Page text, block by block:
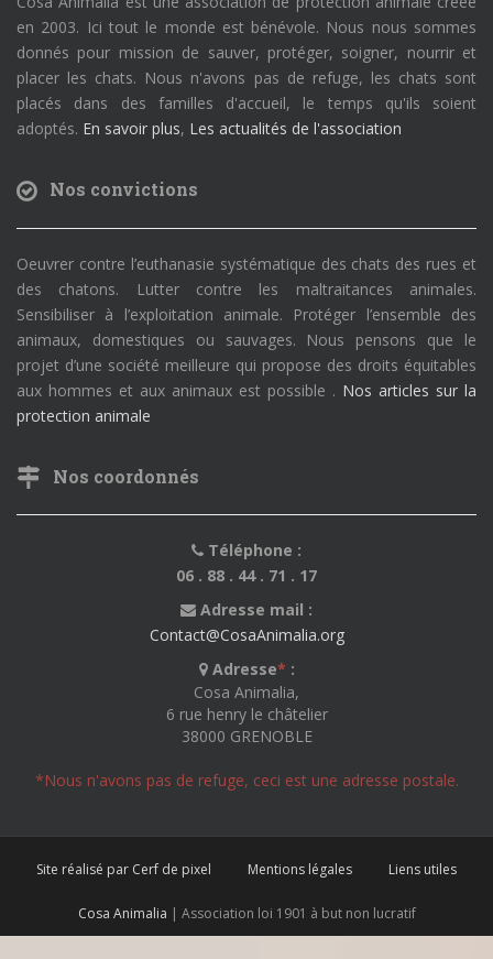
en 2003. Ici tout le monde est bénévole. Nous nous sommes
donnés pour mission de sauver, protéger, soigner, nourrir et
placer les chats. Nous n'avons pas de refuge, les chats sont
placés dans des familles d'accueil, le temps qu'ils soient
adoptés. En savoir plus, Les actualités de l'association
Nos convictions
Oeuvrer contre l’euthanasie systématique des chats des rues et
des chatons. Lutter contre les maltraitances animales.
Sensibiliser à l’exploitation animale. Protéger l’ensemble des
animaux, domestiques ou sauvages. Nous pensons que le
projet d’une société meilleure qui propose des droits équitables
aux hommes et aux animaux est possible . Nos articles sur la
protection animale
Nos coordonnés
Téléphone :
06 . 88 . 44 . 71 . 17
Adresse mail :
Contact@CosaAnimalia.org
Adresse* :
Cosa Animalia,
6 rue henry le châtelier
38000 GRENOBLE
*Nous n'avons pas de refuge, ceci est une adresse postale.
Site réalisé par Cerf de pixel Mentions légales Liens utiles
Cosa Animalia | Association loi 1901 à but non lucratif